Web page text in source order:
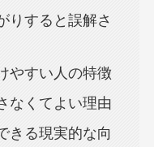
りすると誤解さ
やすい人の特徴
なくてよい理由
きる現実的な向